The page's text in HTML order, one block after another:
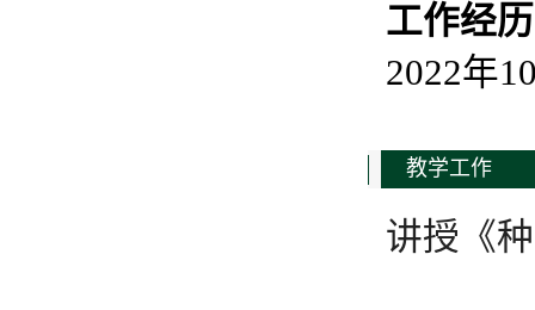
工作经
2022年
教学工作
讲授《